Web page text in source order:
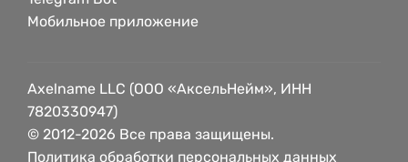
Мобильное приложение
Axelname LLC (ООО «АксельНейм», ИНН
7820330947)
© 2012-2026 Все права защищены.
Политика обработки персональных данных